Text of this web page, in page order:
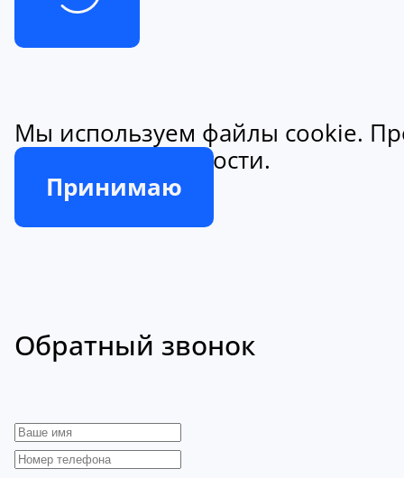
Мы используем файлы cookie.
конфиденциальности.
Принимаю
Обратный звонок